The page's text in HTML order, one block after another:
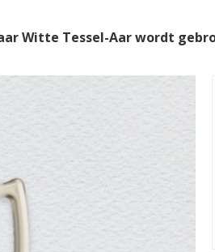
Witte Tessel-Aar wordt